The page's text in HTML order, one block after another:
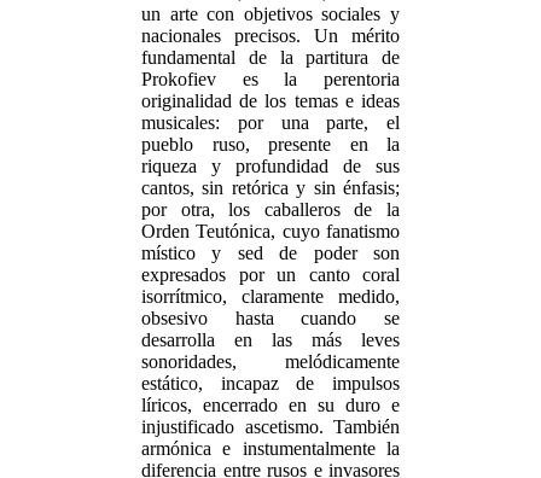
un arte con objetivos sociales y
nacionales precisos. Un mérito
fundamental de la partitura de
Prokofiev es la perentoria
originalidad de los temas e ideas
musicales: por una parte, el
pueblo ruso, presente en la
riqueza y profundidad de sus
cantos, sin retórica y sin énfasis;
por otra, los caballeros de la
Orden Teutónica, cuyo fanatismo
místico y sed de poder son
expresados por un canto coral
isorrítmico, claramente medido,
obsesivo hasta cuando se
desarrolla en las más leves
sonoridades, melódicamente
estático, incapaz de impulsos
líricos, encerrado en su duro e
injustificado ascetismo. También
armónica e instumentalmente la
diferencia entre rusos e invasores